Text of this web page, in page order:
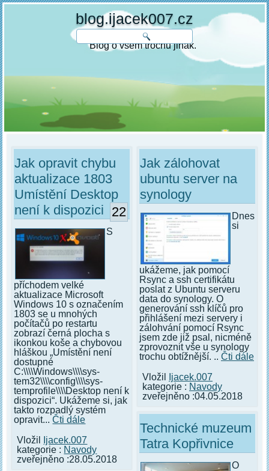
blog.ijacek007.cz
Blog o všem trochu jinak.
Jak opravit chybu
aktualizace 1803
Umístění Desktop
není k dispozici 22
S
příchodem velké
aktualizace Microsoft
Windows 10 s označením
1803 se u mnohých
počítačů po restartu
zobrazí černá plocha s
ikonkou koše a chybovou
hláškou „Umístění není
dostupné
C:\\\\Windows\\\\sys­
tem32\\\\config\\\\sys­
temprofile\\\\Des­ktop není k
dispozici“. Ukážeme si, jak
takto rozpadlý systém
opravit...Čti dále
Vložil
Ijacek.007
kategorie : Navody
zveřejněno :28.05.2018
Jak zálohovat
ubuntu server na
synology
Dnes
si
ukážeme, jak pomocí
Rsync a ssh certifikátu
poslat z Ubuntu serveru
data do synology. O
generování ssh klíčů pro
přihlášení mezi servery i
zálohvání pomocí Rsync
jsem zde již psal, nicméně
zprovoznit vše u synology
trochu obtížnější. .. Čti dále
Vložil
Ijacek.007
kategorie : Navody
zveřejněno :04.05.2018
Technické muzeum
Tatra Kopřivnice
O